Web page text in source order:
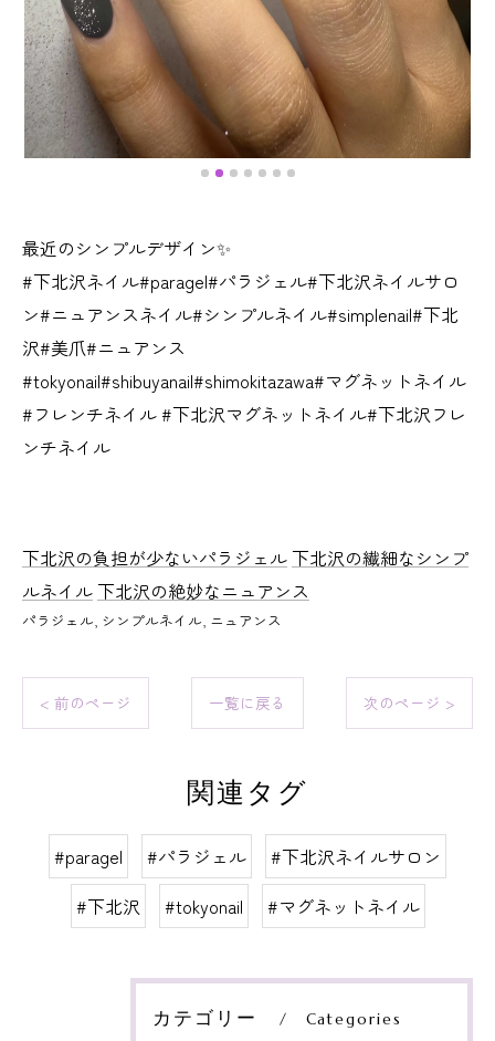
最近のシンプルデザイン✨
#下北沢ネイル#paragel#パラジェル#下北沢ネイルサロ
ン#ニュアンスネイル#シンプルネイル#simplenail#下北
沢#美爪#ニュアンス
#tokyonail#shibuyanail#shimokitazawa#マグネットネイル
#フレンチネイル #下北沢マグネットネイル#下北沢フレ
ンチネイル
下北沢の負担が少ないパラジェル下北沢の繊細なシンプ
ルネイル下北沢の絶妙なニュアンス
パラジェル シンプルネイル ニュアンス
< 前のページ 一覧に戻る 次のページ >
関連タグ
#paragel #パラジェル
#下北沢ネイルサロン
#下北沢
#tokyonail #マグネットネイル
カテゴリー Categories